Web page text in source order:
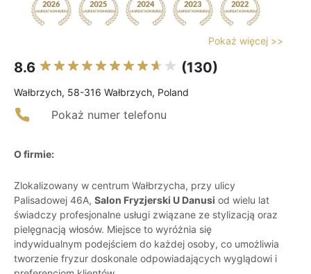
Pokaż więcej >>
8.6 (130)
Wałbrzych, 58-316 Wałbrzych, Poland
Pokaż numer telefonu
O firmie:
Zlokalizowany w centrum Wałbrzycha, przy ulicy
Palisadowej 46A, Salon Fryzjerski U Danusi od wielu lat
świadczy profesjonalne usługi związane ze stylizacją oraz
pielęgnacją włosów. Miejsce to wyróżnia się
indywidualnym podejściem do każdej osoby, co umożliwia
tworzenie fryzur doskonale odpowiadających wyglądowi i